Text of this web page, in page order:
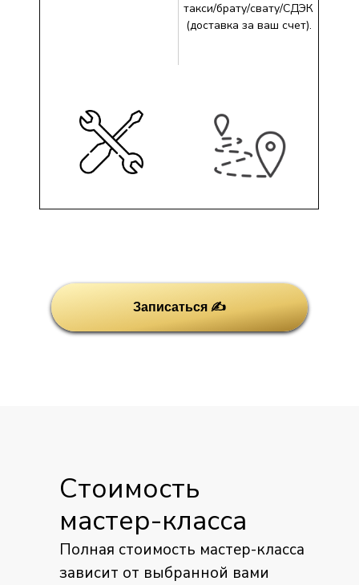
такси/брату/свату/СДЭК
(доставка за ваш счет).
Записаться ✍
Стоимость
мастер-класса
Полная стоимость мастер-класса
зависит от выбранной вами